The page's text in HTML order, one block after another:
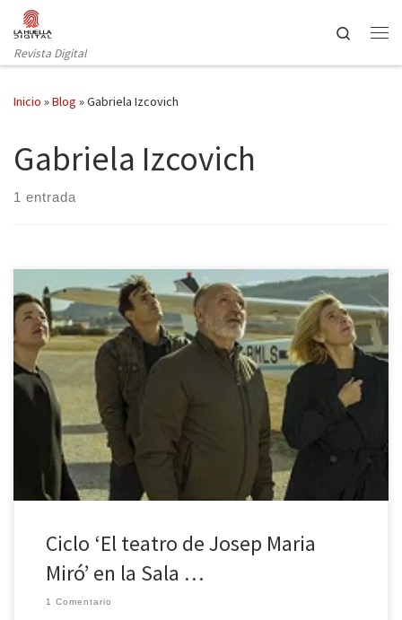
Saltar al contenido
Revista Digital
Search
Inicio »Blog »Gabriela Izcovich
Gabriela Izcovich
1 entrada
La Sala Beckett, en colaboración con el Teatre Nacional de
Catalunya, dedica estas semanas un ciclo al dramaturgo Josep
Maria Miró, una de las voces más sólidas de la dramaturgia
catalana contemporánea, traducido a más de veinte idiomas y
representado internacionalmente. El ciclo, compuesto por
diversas actividades (charlas, clubs de […]
Ciclo ‘El teatro de Josep Maria
Miró’ en la Sala …
1 Comentario